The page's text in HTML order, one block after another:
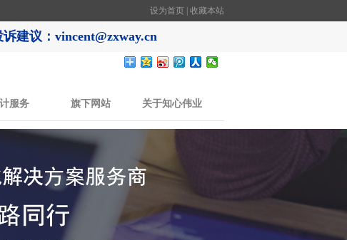
设为首页 收藏本站
建议：vincent@zxway.cn
服务 旗下网站 关于知心伟业